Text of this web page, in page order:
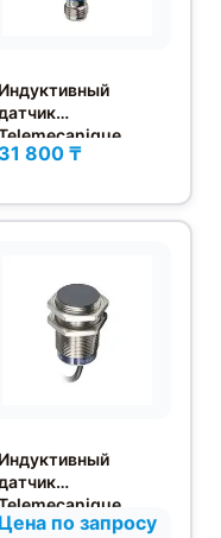
Индуктивный
XS612B1PAM12
31 800 ₸
Индуктивный
XS630B1MAL2
Цена по запросу